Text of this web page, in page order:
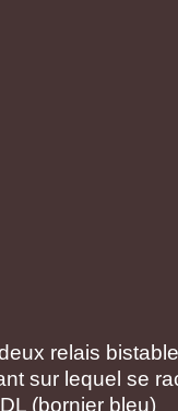
relais
sur lequel se
(bornier bleu)